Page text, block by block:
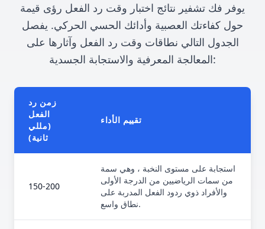
يوفر فك تشفير نتائج اختبار وقت رد الفعل رؤى قيمة
حول كفاءتك العصبية وأدائك الحسي الحركي. يفصل
الجدول التالي نطاقات وقت رد الفعل وآثارها على
المعالجة المعرفية والاستجابة الجسدية:
زمن رد
الفعل
(مللي
ثانية)
تقييم الأداء
150-200
استجابة على مستوى النخبة ، وهي سمة
من سمات الرياضيين من الدرجة الأولى
والأفراد ذوي ردود الفعل المدربة على
نطاق واسع.